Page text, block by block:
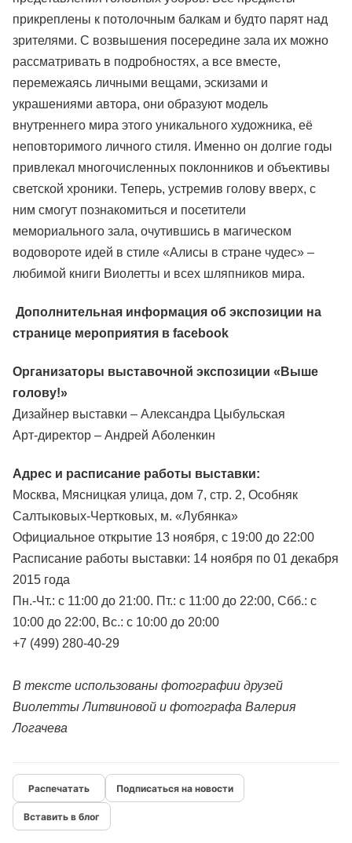
прикреплены к потолочным балкам и будто парят над
зрителями. С возвышения посередине зала их можно
рассматривать в подробностях, а все вместе,
перемежаясь личными вещами, эскизами и
украшениями автора, они образуют модель
внутреннего мира этого уникального художника, её
неповторимого личного стиля. Именно он долгие годы
привлекал многочисленных поклонников и объективы
светской хроники. Теперь, устремив голову вверх, с
ним смогут познакомиться и посетители
мемориального зала, очутившись в магическом
водовороте идей в стиле «Алисы в стране чудес» –
любимой книги Виолетты и всех шляпников мира.
Дополнительная информация об экспозиции на
странице мероприятия в facebook
Организаторы выставочной экспозиции «Выше
голову!»
Дизайнер выставки – Александра Цыбульская
Арт-директор – Андрей Аболенкин
Адрес и расписание работы выставки:
Москва, Мясницкая улица, дом 7, стр. 2, Особняк
Салтыковых-Чертковых, м. «Лубянка»
Официальное открытие 13 ноября, с 19:00 до 22:00
Расписание работы выставки: 14 ноября по 01 декабря
2015 года
Пн.-Чт.: с 11:00 до 21:00. Пт.: с 11:00 до 22:00, Сбб.: с
10:00 до 22:00, Вс.: с 10:00 до 20:00
+7 (499) 280-40-29
В тексте использованы фотографии друзей
Виолетты Литвиновой и фотографа Валерия
Логачева
Подписаться на новости
Вставить в блог